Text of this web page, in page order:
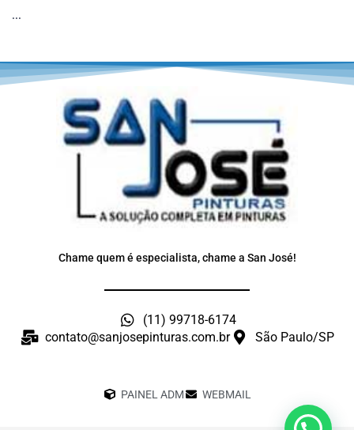
...
Chame quem é especialista, chame a San José!
(11) 99718-6174
contato@sanjosepinturas.com.br
São Paulo/SP
PAINEL ADM WEBMAIL